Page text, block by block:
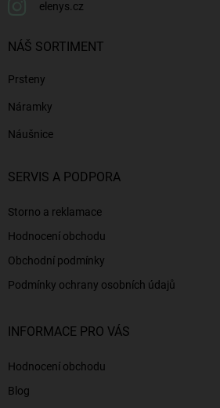
elenys.cz
NÁŠ SORTIMENT
Prsteny
Náramky
Náušnice
SERVIS A PODPORA
Storno a reklamace
Hodnocení obchodu
Obchodní podmínky
Podmínky ochrany osobních údajů
INFORMACE PRO VÁS
Hodnocení obchodu
Blog